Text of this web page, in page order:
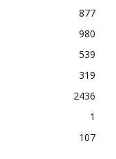
877
980
539
319
2436
1
107